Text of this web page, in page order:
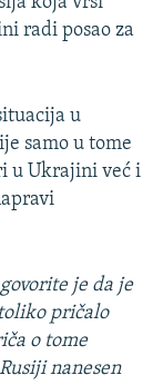
radi posao za
u
samo u tome
u Ukrajini već i
je da je
pričalo
o tome
nanesen